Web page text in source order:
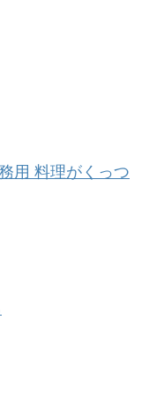
用 料理がくっつ